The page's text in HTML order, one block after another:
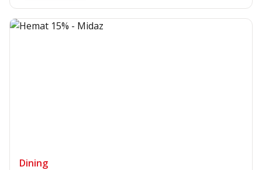
Dining